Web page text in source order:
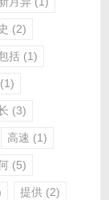
(2)
括 (1)
(1)
(3)
高速 (1)
(5)
提供 (2)